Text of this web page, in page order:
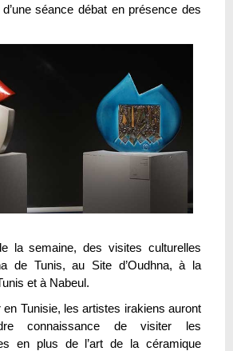
séance débat en présence des
la semaine, des visites culturelles
de Tunis, au Site d’Oudhna, à la
et à Nabeul.
en Tunisie, les artistes irakiens auront
connaissance de visiter les
en plus de l’art de la céramique